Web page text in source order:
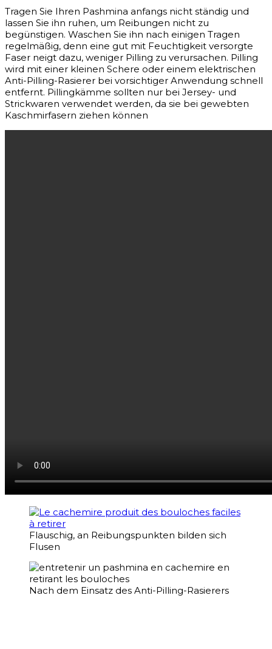
Tragen Sie Ihren Pashmina anfangs nicht ständig und
lassen Sie ihn ruhen, um Reibungen nicht zu
begünstigen. Waschen Sie ihn nach einigen Tragen
regelmäßig, denn eine gut mit Feuchtigkeit versorgte
Faser neigt dazu, weniger Pilling zu verursachen. Pilling
wird mit einer kleinen Schere oder einem elektrischen
Anti-Pilling-Rasierer bei vorsichtiger Anwendung schnell
entfernt. Pillingkämme sollten nur bei Jersey- und
Strickwaren verwendet werden, da sie bei gewebten
Kaschmirfasern ziehen können
Flauschig, an Reibungspunkten bilden sich
Flusen
Nach dem Einsatz des Anti-Pilling-Rasierers